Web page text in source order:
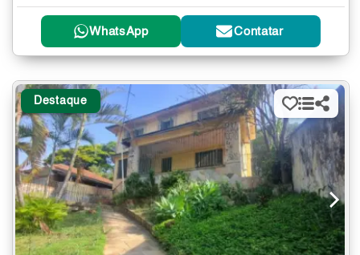
WhatsApp Contatar
Destaque